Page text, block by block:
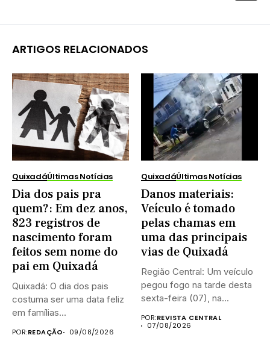
ARTIGOS RELACIONADOS
QuixadáÚltimas Notícias
Dia dos pais pra
quem?: Em dez anos,
823 registros de
nascimento foram
feitos sem nome do
pai em Quixadá
Quixadá: O dia dos pais
costuma ser uma data feliz
em famílias...
POR:REDAÇÃO 09/08/2026
QuixadáÚltimas Notícias
Danos materiais:
Veículo é tomado
pelas chamas em
uma das principais
vias de Quixadá
Região Central: Um veículo
pegou fogo na tarde desta
sexta-feira (07), na...
POR:REVISTA CENTRAL
07/08/2026